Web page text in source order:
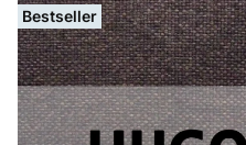
Bestseller